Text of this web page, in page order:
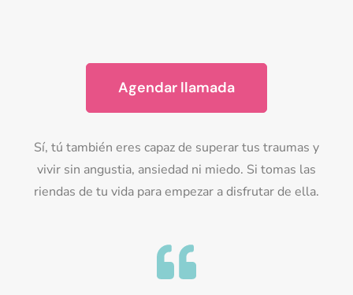
Agendar llamada
Sí, tú también eres capaz de superar tus traumas y
vivir sin angustia, ansiedad ni miedo. Si tomas las
riendas de tu vida para empezar a disfrutar de ella.